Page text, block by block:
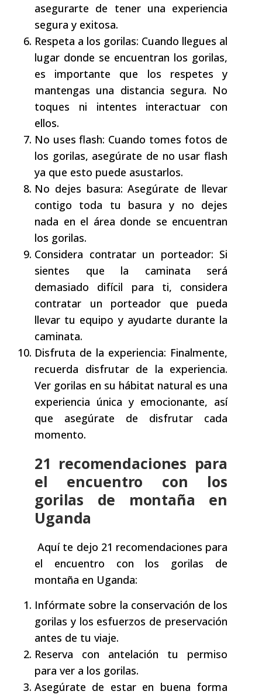
asegurarte de tener una experiencia
segura y exitosa.
Respeta a los gorilas: Cuando llegues al
lugar donde se encuentran los gorilas,
es importante que los respetes y
mantengas una distancia segura. No
toques ni intentes interactuar con
ellos.
No uses flash: Cuando tomes fotos de
los gorilas, asegúrate de no usar flash
ya que esto puede asustarlos.
No dejes basura: Asegúrate de llevar
contigo toda tu basura y no dejes
nada en el área donde se encuentran
los gorilas.
Considera contratar un porteador: Si
sientes que la caminata será
demasiado difícil para ti, considera
contratar un porteador que pueda
llevar tu equipo y ayudarte durante la
caminata.
Disfruta de la experiencia: Finalmente,
recuerda disfrutar de la experiencia.
Ver gorilas en su hábitat natural es una
experiencia única y emocionante, así
que asegúrate de disfrutar cada
momento.
21 recomendaciones para
el encuentro con los
gorilas de montaña en
Uganda
Aquí te dejo 21 recomendaciones para
el encuentro con los gorilas de
montaña en Uganda:
Infórmate sobre la conservación de los
gorilas y los esfuerzos de preservación
antes de tu viaje.
Reserva con antelación tu permiso
para ver a los gorilas.
Asegúrate de estar en buena forma